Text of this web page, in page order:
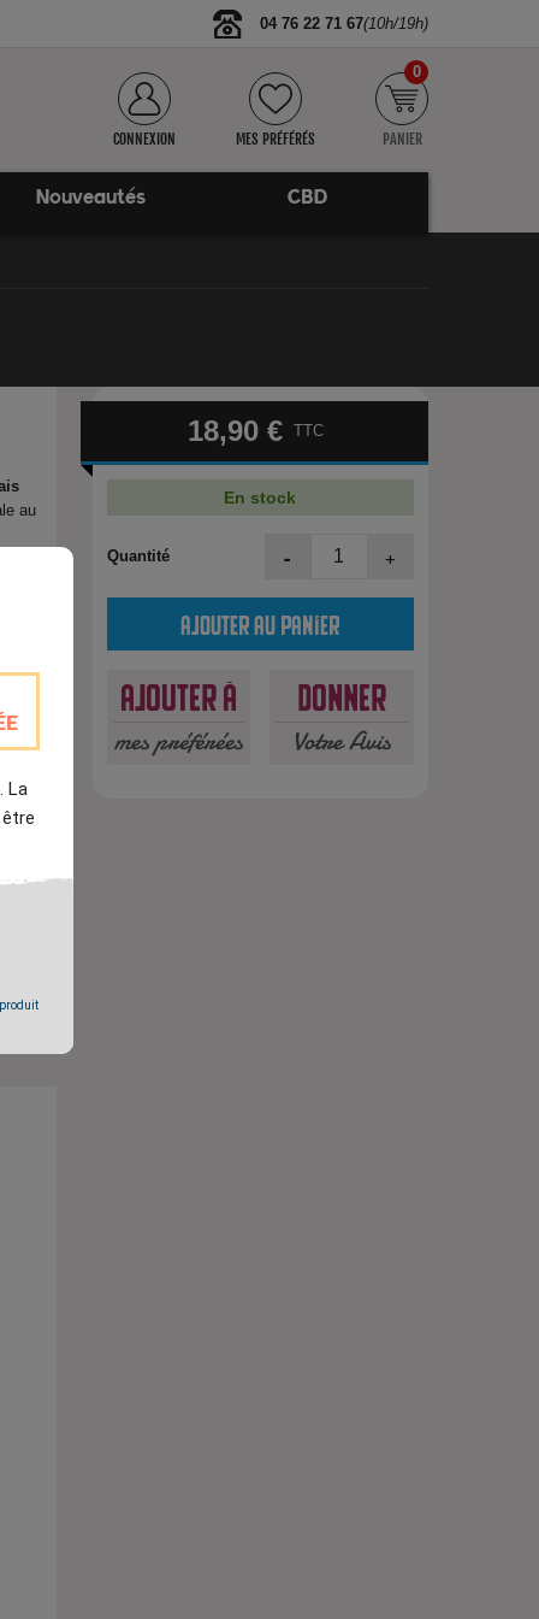
La
04 76 22 71 67(10h/19h)
CONNEXION MES PRÉFÉRÉS PANIER
0
Nouveautés CBD
au
18,90 € TTC
En stock
Quantité - +
Ajouter au panier
Ajouter à
mes préférées
Donner
Votre Avis